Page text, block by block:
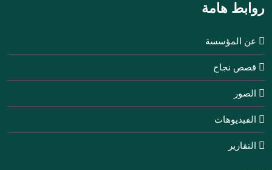
روابط هامة
عن المؤسسة
قصص نجاح
الصور
الفيديوهات
التقارير